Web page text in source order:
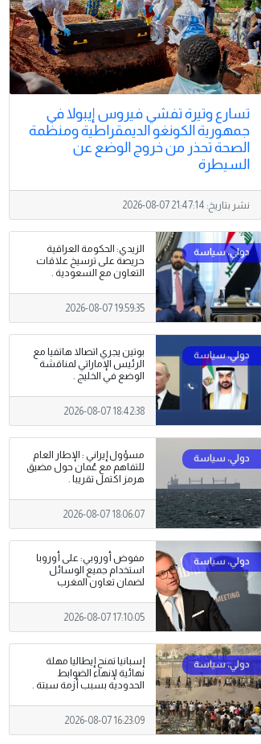
تسارع وتيرة تفشي فيروس إيبولا في
جمهورية الكونغو الديمقراطية ومنظمة
الصحة تحذر من خروج الوضع عن
السيطرة
نشر بتاريخ: 2026-08-07 21:47:14
الزيدي: الحكومة العراقية
حريصة على ترسيخ علاقات
التعاون مع السعودية .
2026-08-07 19:59:35
بوتين يجري اتصالا هاتفيا مع
الرئيس الإماراتي لمناقشة
الوضع في الخليج .
2026-08-07 18:42:38
مسؤول إيراني : الإطار العام
للتفاهم مع عُمان حول مضيق
هرمز اكتمل تقريبا .
2026-08-07 18:06:07
مفوض أوروبي: على أوروبا
استخدام جميع الوسائل
لضمان تعاون المغرب
2026-08-07 17:10:05
إسبانيا تمنح إيطاليا مهلة
نهائية لإنهاء الضوابط
الحدودية بسبب أزمة سبتة .
2026-08-07 16:23:09